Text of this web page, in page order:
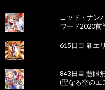
ゴッド・ナン
ワード2020前
615日目 新エ
843日目 慧眼
(聖なる空のエ